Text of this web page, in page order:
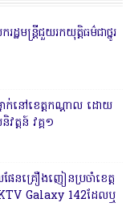
មន្ត្រីជួយរកយុត្តិធម៌ជាថ្នូរ
នាក់នៅខេត្តកណ្ដាល ដោយ
វត្តន៍ វគ្គ១
នគ្រឿងញៀនប្រចាំខេត្ត
Galaxy 142ដែលឬ